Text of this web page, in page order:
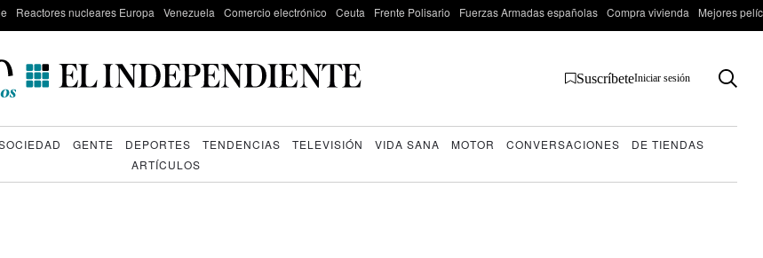
Reactores nucleares Europa Venezuela Comercio electrónico Ceuta Frente Polisario Fuerzas Armadas españolas Compra vivienda Mejores
SuscríbeteIniciar sesión
GENTE DEPORTES TENDENCIAS TELEVISIÓN VIDA SANA MOTOR CONVERSACIONES
DE TIENDAS
ARTÍCULOS